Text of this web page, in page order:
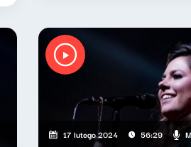
17 lutego 2024 56:29